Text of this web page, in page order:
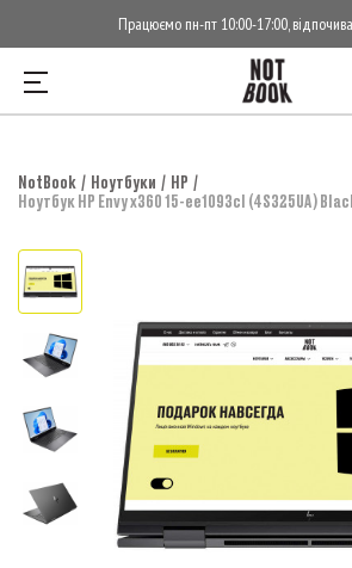
Працюємо пн-пт 10:00-17:00,
NotBook Ноутбуки
HP
Ноутбук HP Envy x360 15-ee1093cl (4S325UA)